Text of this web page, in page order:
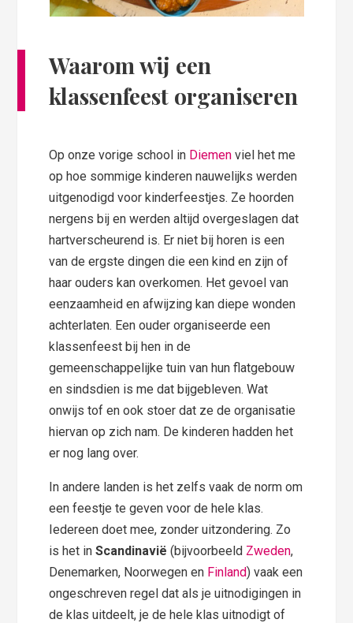
Waarom wij een
klassenfeest organiseren
Op onze vorige school in Diemen viel het me
op hoe sommige kinderen nauwelijks werden
uitgenodigd voor kinderfeestjes. Ze hoorden
nergens bij en werden altijd overgeslagen dat
hartverscheurend is. Er niet bij horen is een
van de ergste dingen die een kind en zijn of
haar ouders kan overkomen. Het gevoel van
eenzaamheid en afwijzing kan diepe wonden
achterlaten. Een ouder organiseerde een
klassenfeest bij hen in de
gemeenschappelijke tuin van hun flatgebouw
en sindsdien is me dat bijgebleven. Wat
onwijs tof en ook stoer dat ze de organisatie
hiervan op zich nam. De kinderen hadden het
er nog lang over.
In andere landen is het zelfs vaak de norm om
een feestje te geven voor de hele klas.
Iedereen doet mee, zonder uitzondering. Zo
is het inScandinavië (bijvoorbeeld Zweden,
Denemarken, Noorwegen en Finland) vaak een
ongeschreven regel dat als je uitnodigingen in
de klas uitdeelt, je de hele klas uitnodigt of